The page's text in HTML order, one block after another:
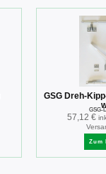
GSG Dreh-
GSG-
57,12 €
Zum